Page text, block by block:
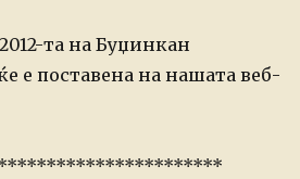
-та на Буџинкан
е поставена на нашатавеб-